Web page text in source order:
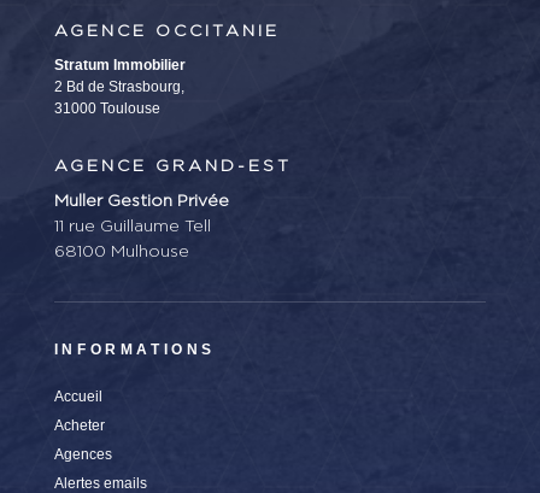
AGENCE OCCITANIE
Stratum Immobilier
2 Bd de Strasbourg,
31000 Toulouse
AGENCE GRAND-EST
Muller Gestion Privée
11 rue Guillaume Tell
68100 Mulhouse
INFORMATIONS
Accueil
Acheter
Agences
Alertes emails